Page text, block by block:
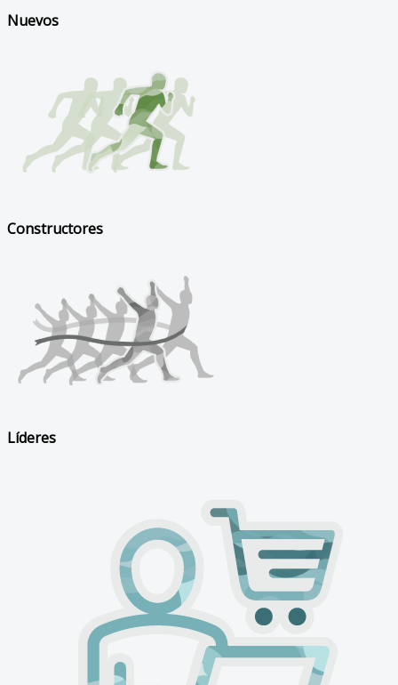
Nuevos
Constructores
Líderes